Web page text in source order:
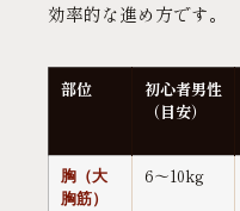
効率的な進め方です。
部位
初心者男性
（目安）
胸（大
胸筋）
6〜10kg